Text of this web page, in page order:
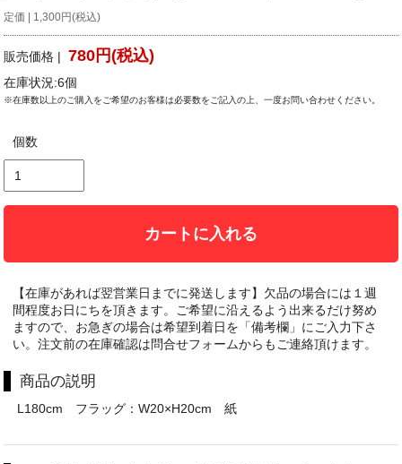
定価 | 1,300円(税込)
販売価格 |780円(税込)
在庫状況:6個
※在庫数以上のご購入をご希望のお客様は必要数をご記入の上、一度お問い合わせください。
個数
カートに入れる
【在庫があれば翌営業日までに発送します】欠品の場合には１週
間程度お日にちを頂きます。ご希望に沿えるよう出来るだけ努め
ますので、お急ぎの場合は希望到着日を「備考欄」にご入力下さ
い。注文前の在庫確認は問合せフォームからもご連絡頂けます。
商品の説明
L180cm フラッグ：W20×H20cm 紙